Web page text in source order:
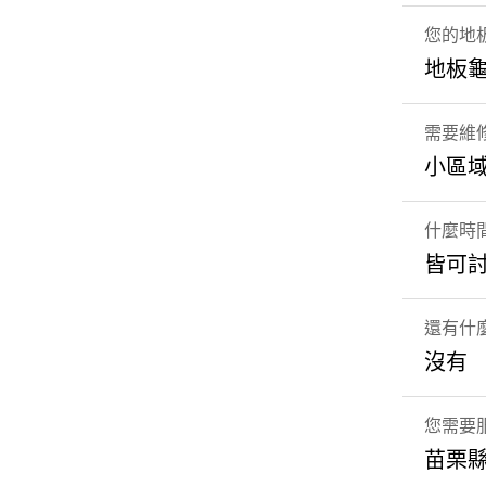
您的地
地板
需要維
小區
什麼時
皆可
還有什
沒有
您需要
苗栗